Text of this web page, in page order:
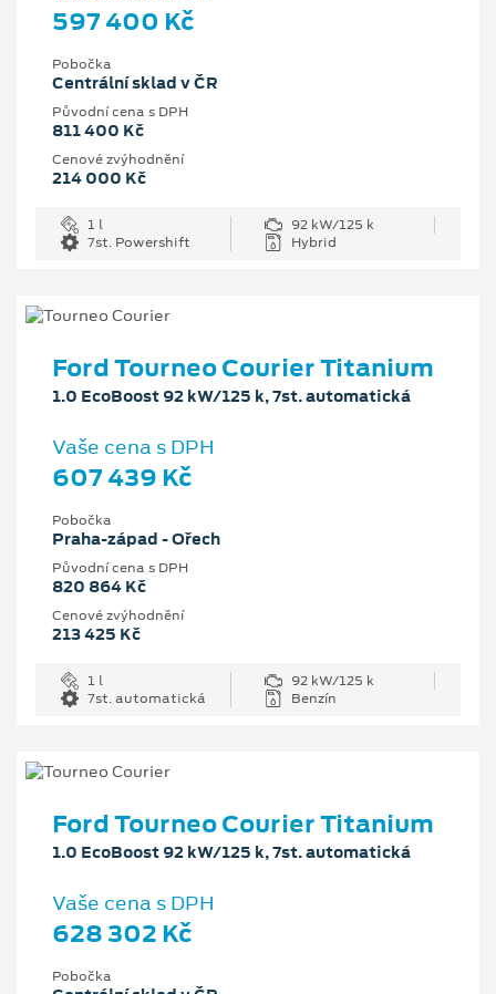
597 400 Kč
Pobočka
Centrální sklad v ČR
Původní cena s DPH
811 400 Kč
Cenové zvýhodnění
214 000 Kč
1 l
92 kW/125 k
7st. Powershift
Hybrid
Ford Tourneo Courier Titanium
1.0 EcoBoost 92 kW/125 k, 7st. automatická
Vaše cena s DPH
607 439 Kč
Pobočka
Praha-západ - Ořech
Původní cena s DPH
820 864 Kč
Cenové zvýhodnění
213 425 Kč
1 l
92 kW/125 k
7st. automatická
Benzín
Ford Tourneo Courier Titanium
1.0 EcoBoost 92 kW/125 k, 7st. automatická
Vaše cena s DPH
628 302 Kč
Pobočka